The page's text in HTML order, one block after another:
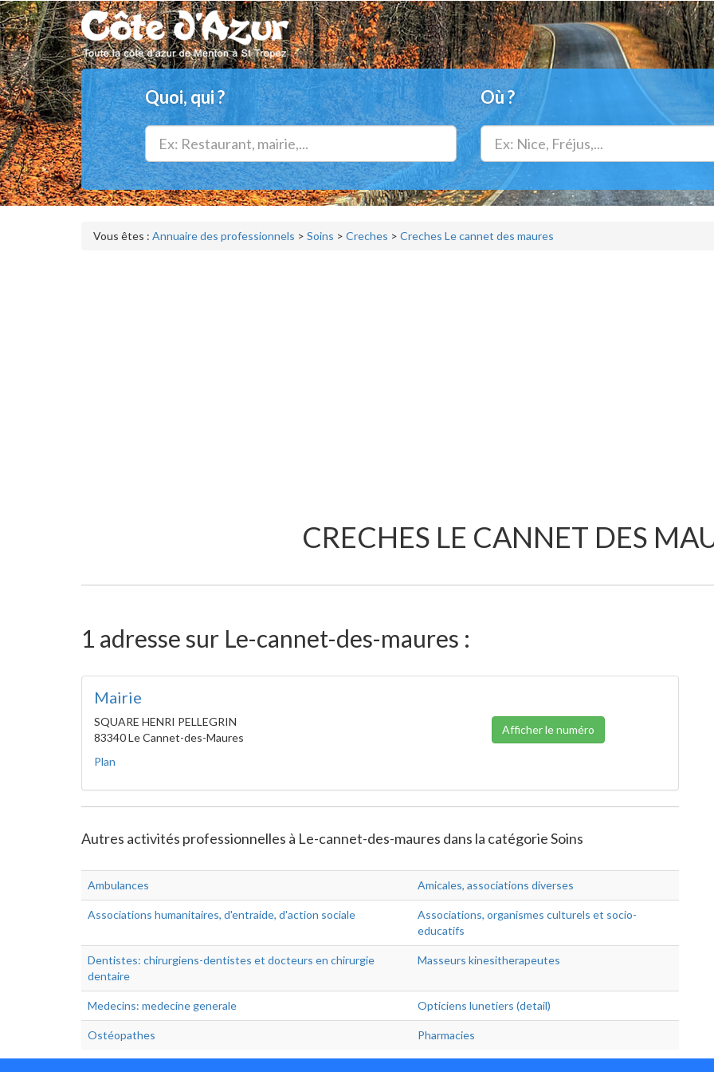
Quoi, qui ? Où ?
Vous êtes : Annuaire des professionnels > Soins > Creches > Creches Le cannet des maures
CRECHES LE CANNET DES
1 adresse sur Le-cannet-des-maures :
Mairie
SQUARE HENRI PELLEGRIN
83340 Le Cannet-des-Maures
Plan
Afficher le numéro
Autres activités professionnelles à Le-cannet-des-maures dans la catégorie Soins
Ambulances Amicales, associations diverses
Associations humanitaires, d'entraide, d'action sociale
Associations, organismes culturels et socio-
educatifs
Dentistes: chirurgiens-dentistes et docteurs en chirurgie
dentaire
Masseurs kinesitherapeutes
Medecins: medecine generale Opticiens lunetiers (detail)
Ostéopathes Pharmacies